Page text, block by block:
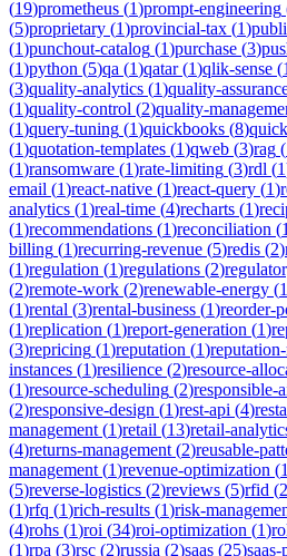
(19)prometheus (1)prompt-engineering
(5)proprietary (1)provincial-tax (1)
(1)punchout-catalog (1)purchase (3)
(1)python (5)qa (1)qatar(1)qlik-sense (1
(3)quality-analytics (1)quality-
(1)quality-control (2)quality-
(1)query-tuning (1)quickbooks (8)
(1)quotation-templates (1)qweb (3)rag (
(1)ransomware (1)rate-limiting (3)rdl (1
email (1)react-native (1)react-query (1)
analytics (1)real-time (4)recharts (1)
(1)recommendations (1)reconciliation (1
billing (1)recurring-revenue (5)redis (2)
(1)regulation (1)regulations (2)
(2)remote-work (2)renewable-energy (1
(1)rental (3)rental-business (1)reorder-
(1)replication (1)report-generation (1)
(3)repricing (1)reputation (1)
instances (1)resilience (2)resource-
(1)resource-scheduling (2)responsible-
(2)responsive-design (1)rest-api (4)
management (1)retail (13)retail-
(4)returns-management (2)reusable-
management (1)revenue-optimization (1
(5)reverse-logistics (2)reviews (5)rfid (2
(1)rfq (1)rich-results (1)risk-
(4)rohs (1)roi (34)roi-optimization (1)
(1)rpa (3)rsc (2)russia (2)saas (25)